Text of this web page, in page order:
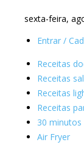
sexta-feira,
Entrar /
Receitas
Receitas
Receitas
Receitas
30 minutos
Air Fryer